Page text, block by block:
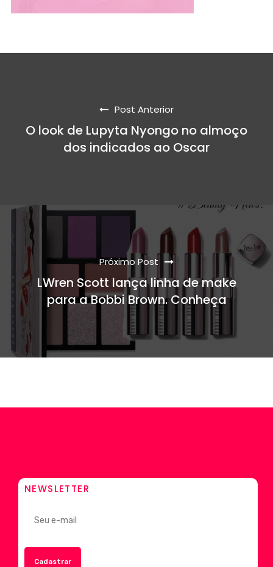
Post Anterior
O look de Lupyta Nyongo no almoço
dos indicados ao Oscar
Próximo Post
LWren Scott lança linha de make
para a Bobbi Brown. Conheça
NEWSLETTER